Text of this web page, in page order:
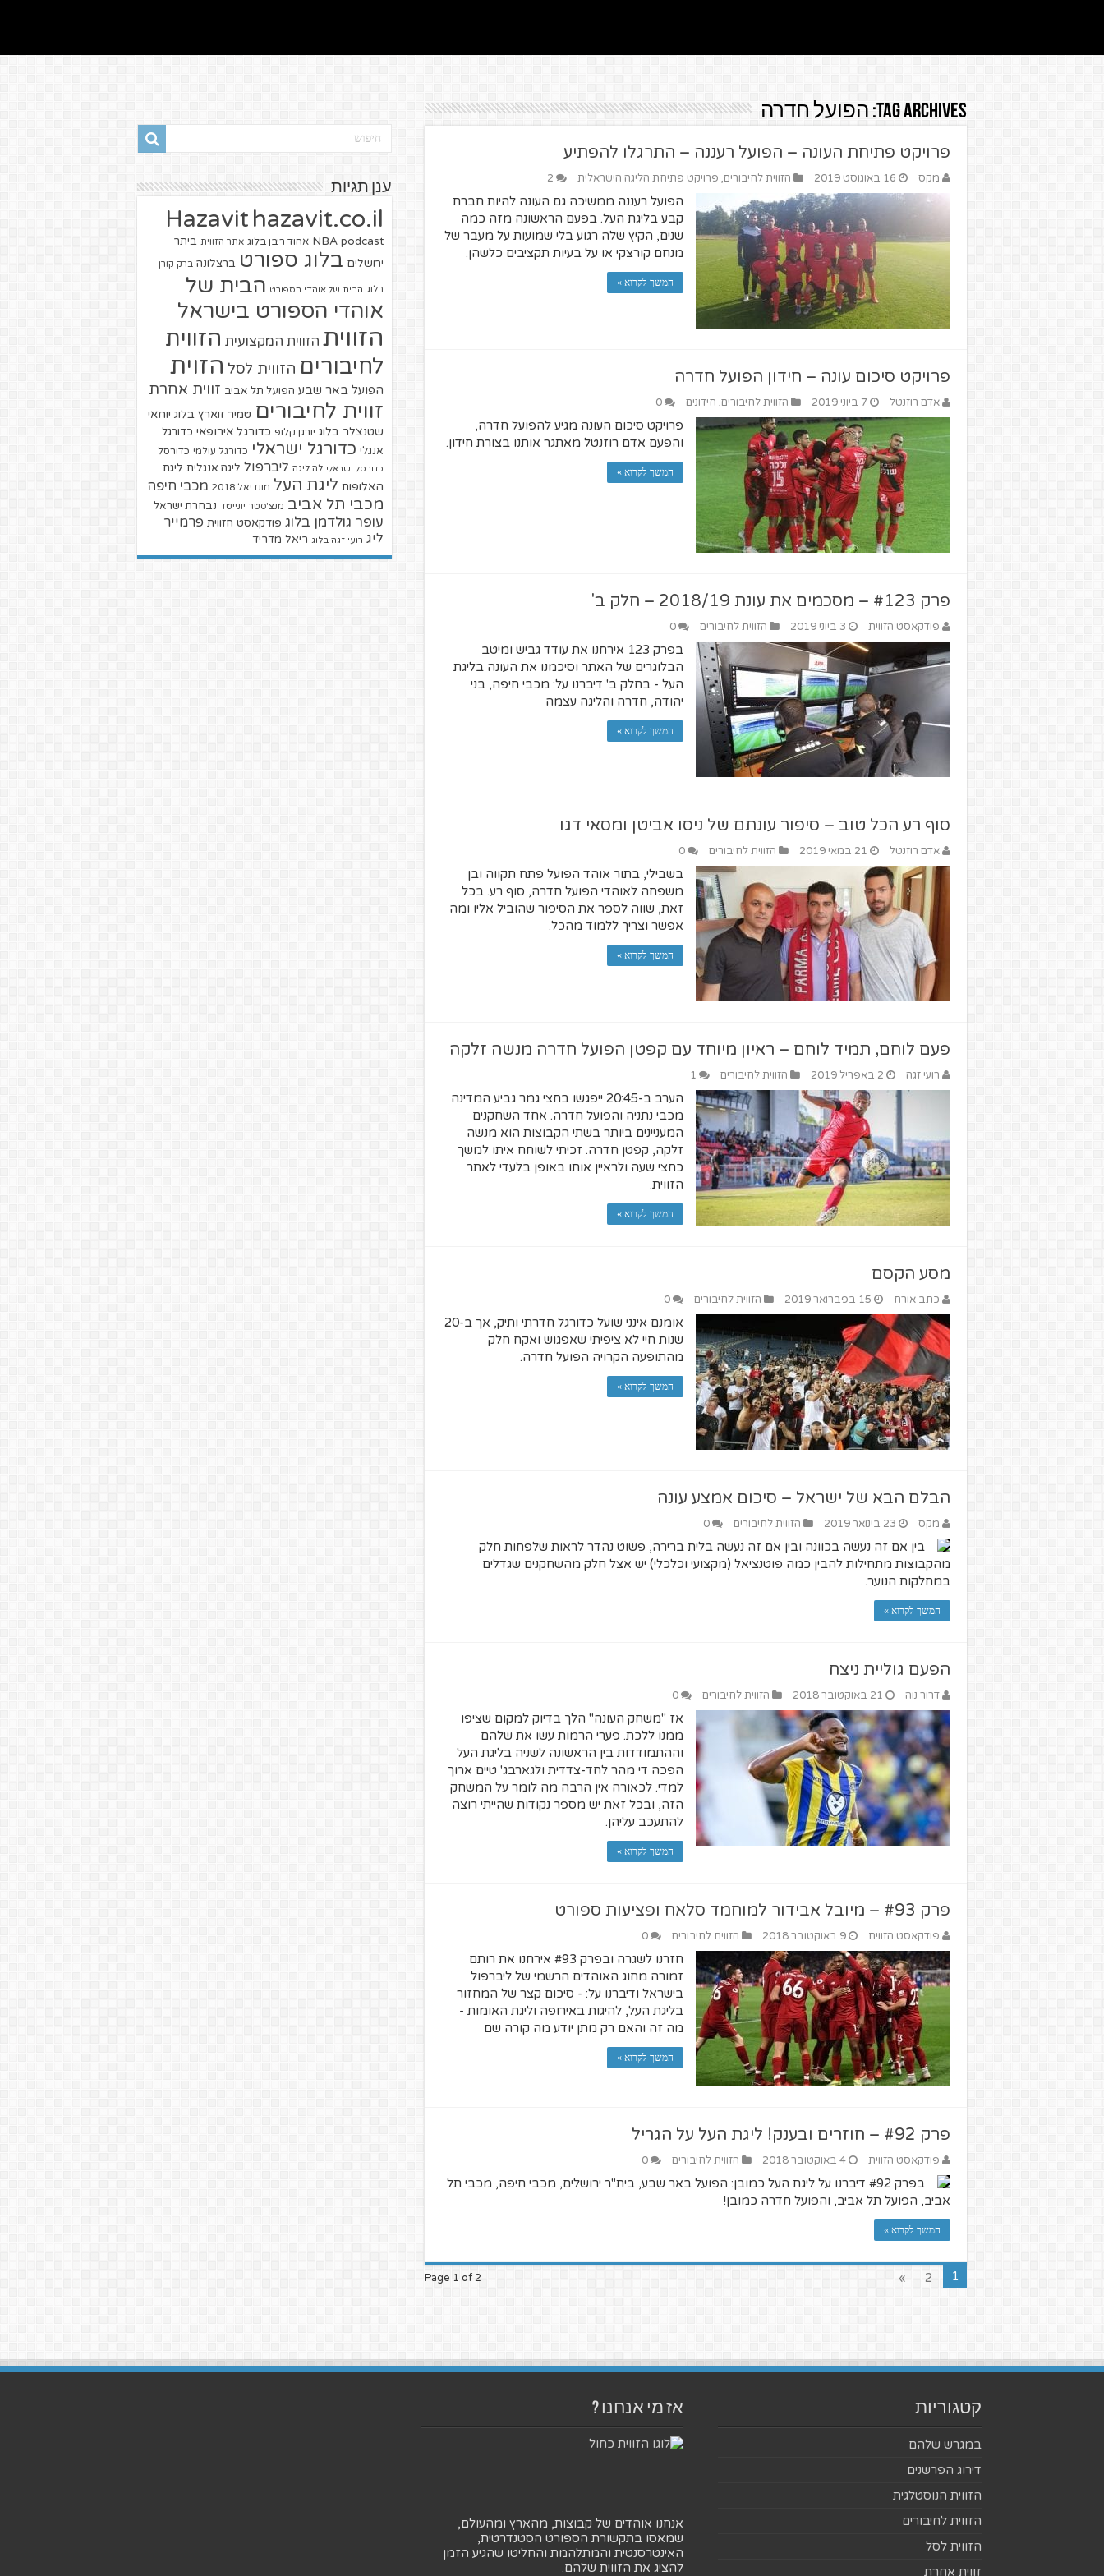
Tag Archives: הפועל חדרה
פרויקט פתיחת העונה – הפועל רעננה – התרגלו להפתיע
מקס 16 באוגוסט 2019 הזווית לחיבורים, פרויקט פתיחת הליגה הישראלית 2
הפועל רעננה ממשיכה גם העונה להיות חברת
קבע בליגת העל. בפעם הראשונה מזה כמה
שנים, הקיץ שלה רגוע בלי שמועות על מעבר של
מנחם קורצקי או על בעיות תקציבים כלשהן.
המשך לקרוא »
פרויקט סיכום עונה – חידון הפועל חדרה
אדם רוזנטל 7 ביוני 2019 הזווית לחיבורים, חידונים 0
פרויקט סיכום העונה מגיע להפועל חדרה,
והפעם אדם רוזנטל מאתגר אותנו בצורת חידון.
המשך לקרוא »
פרק #123 – מסכמים את עונת 2018/19 – חלק ב'
פודקאסט הזווית 3 ביוני 2019 הזווית לחיבורים 0
בפרק 123 אירחנו את עודד גביש ומיטב
הבלוגרים של האתר וסיכמנו את העונה בליגת
העל - בחלק ב' דיברנו על: מכבי חיפה, בני
יהודה, חדרה והליגה עצמה
המשך לקרוא »
סוף רע הכל טוב – סיפור עונתם של ניסו אביטן ומסאי דגו
אדם רוזנטל 21 במאי 2019 הזווית לחיבורים 0
בשבילי, בתור אוהד הפועל פתח תקווה ובן
משפחה לאוהדי הפועל חדרה, סוף רע. בכל
זאת, שווה לספר את הסיפור שהוביל אליו ומה
אפשר וצריך ללמוד מהכל.
המשך לקרוא »
פעם לוחם, תמיד לוחם – ראיון מיוחד עם קפטן הפועל חדרה מנשה זלקה
רועי זגה 2 באפריל 2019 הזווית לחיבורים 1
הערב ב-20:45 ייפגשו בחצי גמר גביע המדינה
מכבי נתניה והפועל חדרה. אחד השחקנים
המעניינים ביותר בשתי הקבוצות הוא מנשה
זלקה, קפטן חדרה. זכיתי לשוחח איתו למשך
כחצי שעה ולראיין אותו באופן בלעדי לאתר
הזווית.
המשך לקרוא »
מסע הקסם
כתב אורח 15 בפברואר 2019 הזווית לחיבורים 0
אומנם אינני שועל כדורגל חדרתי ותיק, אך ב-20
שנות חיי לא ציפיתי שאפגוש ואקח חלק
מהתופעה הקרויה הפועל חדרה.
המשך לקרוא »
הבלם הבא של ישראל – סיכום אמצע עונה
מקס 23 בינואר 2019 הזווית לחיבורים 0
בין אם זה נעשה בכוונה ובין אם זה נעשה בלית ברירה, פשוט נהדר לראות שלפחות חלק
מהקבוצות מתחילות להבין כמה פוטנציאל (מקצועי וכלכלי) יש אצל חלק מהשחקנים שגדלים
במחלקות הנוער.
המשך לקרוא »
הפעם גוליית ניצח
דרור נוה 21 באוקטובר 2018 הזווית לחיבורים 0
אז "משחק העונה" הלך בדיוק למקום שציפו
ממנו ללכת. פערי הרמות עשו את שלהם
וההתמודדות בין הראשונה לשניה בליגת העל
הפכה די מהר לחד-צדדית ולגארבג' טיים ארוך
למדי. לכאורה אין הרבה מה לומר על המשחק
הזה, ובכל זאת יש מספר נקודות שהייתי רוצה
להתעכב עליהן.
המשך לקרוא »
פרק #93 – מיובל אבידור למוחמד סלאח ופציעות ספורט
פודקאסט הזווית 9 באוקטובר 2018 הזווית לחיבורים 0
חזרנו לשגרה ובפרק #93 אירחנו את רותם
זמורה מחוג האוהדים הרשמי של ליברפול
בישראל ודיברנו על: - סיכום קצר של המחזור
בליגת העל, להיגות באירופה וליגת האומות -
מה זה והאם רק מתן יודע מה קורה שם
המשך לקרוא »
פרק #92 – חוזרים ובענק! ליגת העל על הגריל
פודקאסט הזווית 4 באוקטובר 2018 הזווית לחיבורים 0
בפרק #92 דיברנו על ליגת העל כמובן: הפועל באר שבע, בית"ר ירושלים, מכבי חיפה, מכבי תל
אביב, הפועל תל אביב, והפועל חדרה כמובן!
המשך לקרוא »
Page 1 of 2 1
2
»
ענן תגיות
Hazavit hazavit.co.il
NBA podcast אהוד ריבן בלוג אתר הזווית ביתר
ירושלים בלוג ספורט ברצלונה ברק קורן
בלוג הבית של אוהדי הספורט הבית של
אוהדי הספורט בישראל
הזווית הזווית המקצועית הזווית
לחיבורים הזווית לסל הזוית
הפועל באר שבע הפועל תל אביב זווית אחרת
זווית לחיבורים טמיר זוארץ בלוג יוחאי
שטנצלר בלוג יורגן קלופ כדורגל אירופאי כדורגל
אנגלי כדורגל ישראלי כדורגל עולמי כדורסל
כדורסל ישראלי לה ליגה ליברפול ליגה אנגלית ליגת
האלופות ליגת העל מונדיאל 2018 מכבי חיפה
מכבי תל אביב מנצ'סטר יונייטד נבחרת ישראל
עופר גולדמן בלוג פודקאסט הזווית פרמייר
ליג רועי זגה בלוג ריאל מדריד
קטגוריות
במגרש שלהם
דירוג הפרשנים
הזווית הנוסטלגית
הזווית לחיבורים
הזווית לסל
זווית אחרת
אז מי אנחנו ?
אנחנו אוהדים של קבוצות, מהארץ ומהעולם,
שמאסו בתקשורת הספורט הסטנדרטית,
האינטרסנטית והמתלהמת והחליטו שהגיע הזמן
להציג את הזווית שלהם.